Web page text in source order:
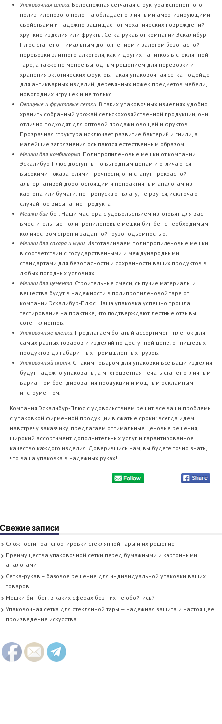
Упаковочная сетка . Белоснежная сетчатая структура вспененного
полиэтиленового полотна обладает отличными амортизирующими
свойствами и надежно защищает от механических повреждений
хрупкие изделия или фрукты. Сетка-рукав от компании Эскалибур-
Плюс станет оптимальным дополнением и залогом безопасной
перевозки элитного алкоголя, как и других напитков в стеклянной
таре, а также не менее выгодным решением для перевозки и
хранения экзотических фруктов. Такая упаковочная сетка подойдет
для антикварных изделий, деревянных ножек предметов мебели,
новогодних игрушек и не только.
Овощные и фруктовые сетки . В таких упаковочных изделиях удобно
хранить собранный урожай сельскохозяйственной продукции, они
отлично подходят для оптовой продажи овощей и фруктов.
Прозрачная структура исключает развитие бактерий и гнили, а
малейшие загрязнения осыпаются естественным образом.
Мешки для комбикорма . Полипропиленовые мешки от компании
Эскалибур-Плюс доступны по выгодным ценам и отличаются
высокими показателями прочности, они станут прекрасной
альтернативой дорогостоящим и непрактичным аналогам из
картона или бумаги: не пропускают влагу, не рвутся, исключают
случайное высыпание продукта.
Мешки биг-бег. Наши мастера с удовольствием изготовят для вас
вместительные полипропиленовые мешки биг-бег с необходимым
количеством строп и заданной грузоподъемностью.
Мешки для сахара и муки . Изготавливаем полипропиленовые мешки
в соответствии с государственными и международными
стандартами для безопасности и сохранности ваших продуктов в
любых погодных условиях.
Мешки для цемента . Строительные смеси, сыпучие материалы и
вещества будут в надежности в полипропиленовой таре от
компании Эскалибур-Плюс. Наша упаковка успешно прошла
тестирование на практике, что подтверждают лестные отзывы
сотен клиентов.
Упаковочные пленки . Предлагаем богатый ассортимент пленок для
самых разных товаров и изделий по доступной цене: от пищевых
продуктов до габаритных промышленных грузов.
Упаковочный скотч . С таким товаром для упаковки все ваши изделия
будут надежно упакованы, а многоцветная печать станет отличным
вариантом брендирования продукции и мощным рекламным
инструментом.
Компания Эскалибур-Плюс с удовольствием решит все ваши проблемы
с упаковкой фирменной продукции в сжатые сроки: всегда идем
навстречу заказчику, предлагаем оптимальные ценовые решения,
широкий ассортимент дополнительных услуг и гарантированное
качество каждого изделия. Доверившись нам, вы будете точно знать,
что ваша упаковка в надежных руках!
Свежие записи
Сложности транспортировки стеклянной тары и их решение
Преимущества упаковочной сетки перед бумажными и картонными
аналогами
Сетка-рукав – базовое решение для индивидуальной упаковки ваших
товаров
Мешки биг-бег: в каких сферах без них не обойтись?
Упаковочная сетка для стеклянной тары — надежная защита и настоящее
произведение искусства